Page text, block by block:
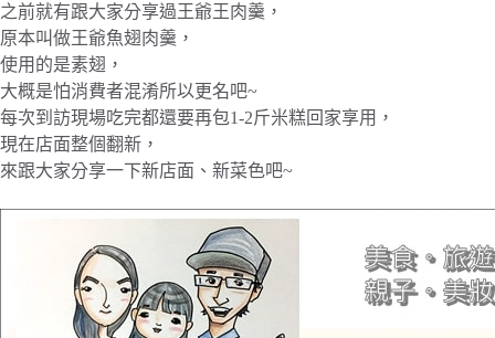
之前就有跟大家分享過王爺王肉羹，
原本叫做王爺魚翅肉羹，
使用的是素翅，
大概是怕消費者混淆所以更名吧~
每次到訪現場吃完都還要再包1-2斤米糕回家享用，
現在店面整個翻新，
來跟大家分享一下新店面、新菜色吧~